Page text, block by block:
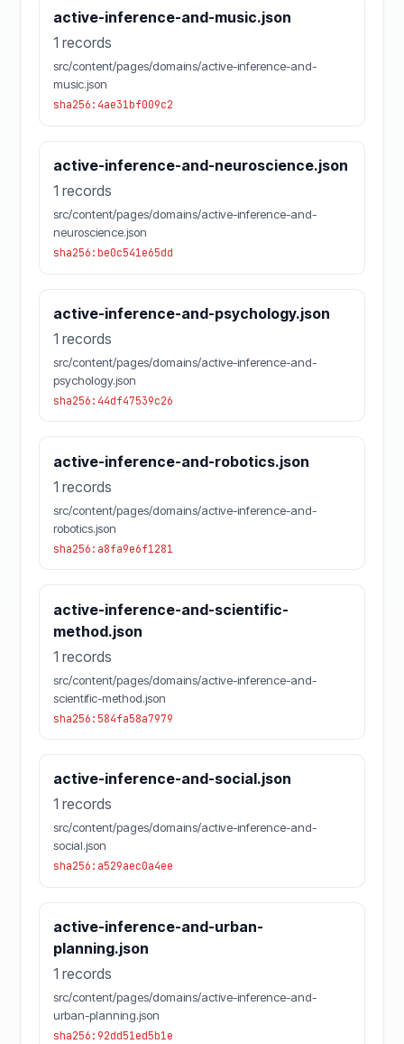
active-inference-and-music.json
1 records
src/content/pages/domains/active-inference-and-
music.json
sha256:4ae31bf009c2
active-inference-and-neuroscience.json
1 records
src/content/pages/domains/active-inference-and-
neuroscience.json
sha256:be0c541e65dd
active-inference-and-psychology.json
1 records
src/content/pages/domains/active-inference-and-
psychology.json
sha256:44df47539c26
active-inference-and-robotics.json
1 records
src/content/pages/domains/active-inference-and-
robotics.json
sha256:a8fa9e6f1281
active-inference-and-scientific-
method.json
1 records
src/content/pages/domains/active-inference-and-
scientific-method.json
sha256:584fa58a7979
active-inference-and-social.json
1 records
src/content/pages/domains/active-inference-and-
social.json
sha256:a529aec0a4ee
active-inference-and-urban-
planning.json
1 records
src/content/pages/domains/active-inference-and-
urban-planning.json
sha256:92dd51ed5b1e